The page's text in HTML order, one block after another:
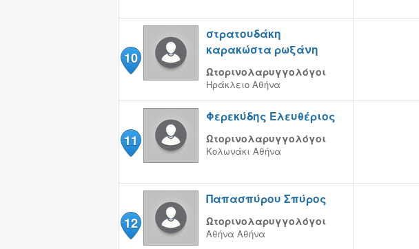
10
στρατουδάκη
καρακώστα ρωξάνη
Ωτορινολαρυγγολόγοι
Ηράκλειο Αθήνα
11
Φερεκύδης Ελευθέριος
Ωτορινολαρυγγολόγοι
Κολωνάκι Αθήνα
12
Παπασπύρου Σπύρος
Ωτορινολαρυγγολόγοι
Αθήνα Αθήνα